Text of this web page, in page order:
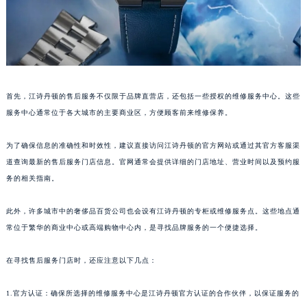
首先，江诗丹顿的售后服务不仅限于品牌直营店，还包括一些授权的维修服务中心。这些
服务中心通常位于各大城市的主要商业区，方便顾客前来维修保养。
为了确保信息的准确性和时效性，建议直接访问江诗丹顿的官方网站或通过其官方客服渠
道查询最新的售后服务门店信息。官网通常会提供详细的门店地址、营业时间以及预约服
务的相关指南。
此外，许多城市中的奢侈品百货公司也会设有江诗丹顿的专柜或维修服务点。这些地点通
常位于繁华的商业中心或高端购物中心内，是寻找品牌服务的一个便捷选择。
在寻找售后服务门店时，还应注意以下几点：
1.官方认证：确保所选择的维修服务中心是江诗丹顿官方认证的合作伙伴，以保证服务的